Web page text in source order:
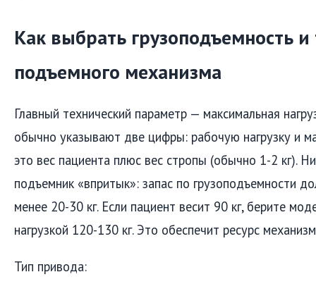
Как выбрать грузоподъемность и
подъемного механизма
Главный технический параметр — максимальная
обычно указывают две цифры: рабочую нагрузку и
это вес пациента плюс вес стропы (обычно 1-2 кг).
подъемник «впритык»: запас по грузоподъемности
менее 20-30 кг. Если пациент весит 90 кг, берите
нагрузкой 120-130 кг. Это обеспечит ресурс
Тип привода: